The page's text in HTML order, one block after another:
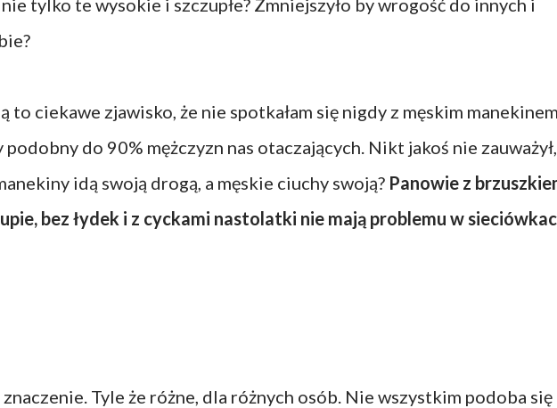
tylko te wysokie i szczupłe? Zmniejszyło by wrogość do innych i
to ciekawe zjawisko, że nie spotkałam się nigdy z męskim
podobny do 90% mężczyzn nas otaczających. Nikt jakoś nie zauważył,
idą swoją drogą, a męskie ciuchy swoją? Panowie z
bez łydek i z cyckami nastolatki nie mają problemu w
Tyle że różne, dla różnych osób. Nie wszystkim podoba się